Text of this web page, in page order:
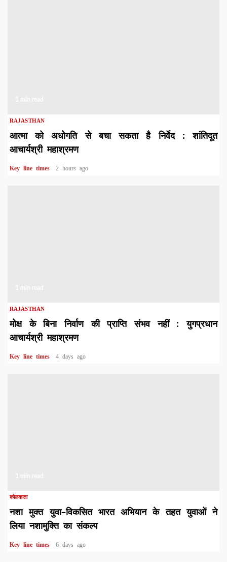
RAJASTHAN
आत्मा को अधोगति से बचा सकता है निर्वेद : शांतिदूत
आचार्यश्री महाश्रमण
Key line times 2 hours ago
RAJASTHAN
मोक्ष के बिना निर्वाण की प्राप्ति संभव नहीं : युगप्रधान
आचार्यश्री महाश्रमण
Key line times 4 days ago
कोलकाता
नशा मुक्त युवा–विकसित भारत अभियान के तहत युवाओं ने
लिया नशामुक्ति का संकल्प
Key line times 6 days ago